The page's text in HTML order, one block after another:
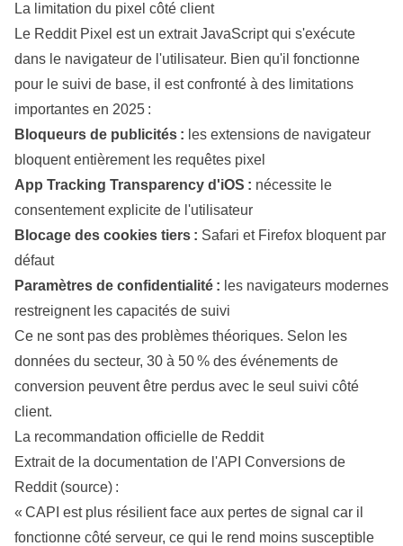
La limitation du pixel côté client
Le Reddit Pixel est un extrait JavaScript qui s'exécute
dans le navigateur de l'utilisateur. Bien qu'il fonctionne
pour le suivi de base, il est confronté à des limitations
importantes en 2025 :
Bloqueurs de publicités : les extensions de navigateur
bloquent entièrement les requêtes pixel
App Tracking Transparency d'iOS : nécessite le
consentement explicite de l'utilisateur
Blocage des cookies tiers : Safari et Firefox bloquent par
défaut
Paramètres de confidentialité : les navigateurs modernes
restreignent les capacités de suivi
Ce ne sont pas des problèmes théoriques. Selon les
données du secteur, 30 à 50 % des événements de
conversion peuvent être perdus avec le seul suivi côté
client.
La recommandation officielle de Reddit
Extrait de la documentation de l'API Conversions de
Reddit (source) :
« CAPI est plus résilient face aux pertes de signal car il
fonctionne côté serveur, ce qui le rend moins susceptible